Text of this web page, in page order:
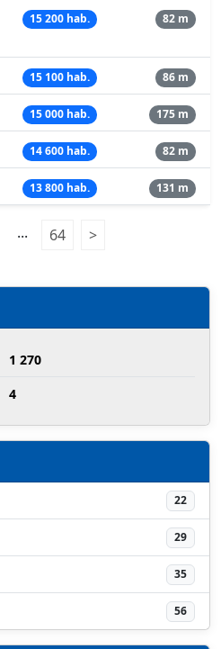
15 200 hab. 82 m
15 100 hab. 86 m
15 000 hab. 175 m
14 600 hab. 82 m
13 800 hab. 131 m
Page 5
... 64 Page 64
>
1 270
4
22
29
35
56